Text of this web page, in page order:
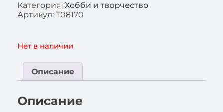
Категория: Хобби и творчество
Артикул: T08170
Нет в наличии
Описание
Описание